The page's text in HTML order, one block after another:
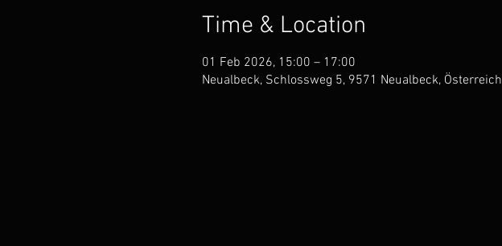
Time & Location
01 Feb 2026, 15:00 – 17:00
Neualbeck, Schlossweg 5, 9571 Neualbeck, Österreich